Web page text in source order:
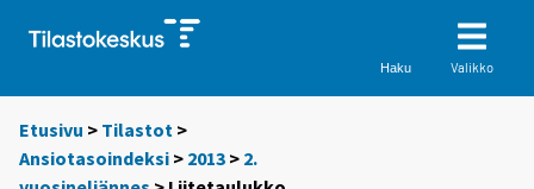
Haku Valikko
Etusivu > Tilastot >
Ansiotasoindeksi > 2013 > 2.